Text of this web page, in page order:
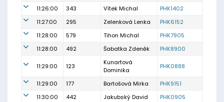
11:26:00
343 Vítek Michal
PHK1402
11:27:00
295 Zelenková Lenka
PHK6152
11:28:00
579 Tihon Michal
PHK7905
11:28:00
492 Šabatka Zdeněk PHK8900
11:29:00 123
Kunartová
Dominika
PHK0888
11:29:00 177 Bartošová Mirka
PHK9151
11:30:00
442 Jakubský David PHK0905